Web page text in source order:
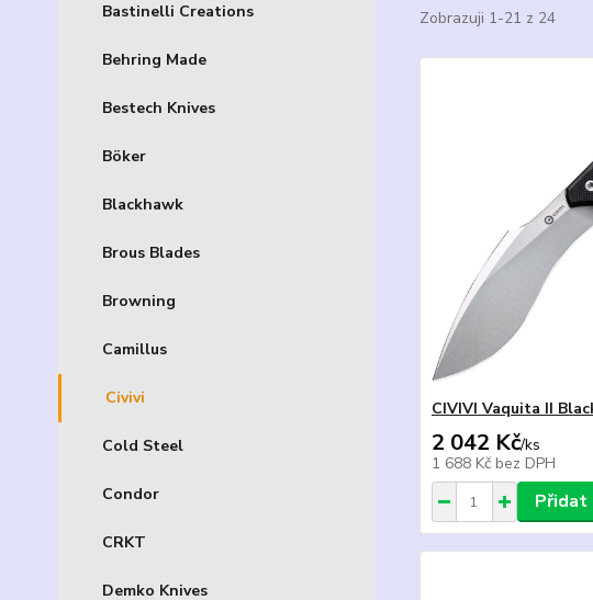
Bastinelli Creations
Behring Made
Bestech Knives
Böker
Blackhawk
Brous Blades
Browning
Camillus
Civivi
Cold Steel
Condor
CRKT
Demko Knives
Zobrazuji 1-21 z 24
CIVIVI Vaquita II
2 042 Kč/ks
1 688 Kč bez DPH
Přidat